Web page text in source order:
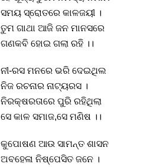
ସମୟ ସ୍ରୋତରେ କାଳଜୟୀ ।
ତୁମ ଗାଥା ଆଜି ଜନ ମାନସରେ
ଗଣକବି ହୋଇ ଗଲା ରହି ।।
ନୀ-ରସ ମନରେ ଭରି ଦେଇଥିଲ
ନିଜ ରଚନାର ନାଟ୍ୟରସ ।
ନିରକ୍ଷରତାରେ ପୁରି ରହିଥିଲା
ସେ କାଳ ସମାଜ,ସେ ମଣିଷ ।।
କୁପୋଷଣ ଆଉ ସାମନ୍ତ ଶାସନ
ଅବହେଳା ନିଷ୍ପେସିତ ଜନେ ।